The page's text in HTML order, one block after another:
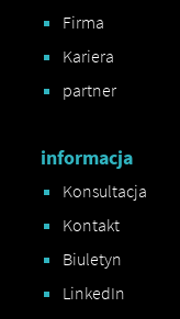
Firma
Kariera
partner
informacja
Konsultacja
Kontakt
Biuletyn
LinkedIn